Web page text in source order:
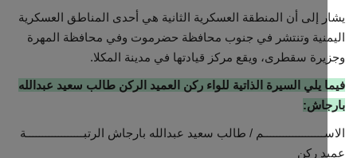
إلى أن المنطقة العسكرية الثانية هي أحدى المناطق العسكرية
وتنتشر في جنوب محافظة حضرموت وفي محافظة المهرة
سقطرى، ويقع مركز قيادتها في مدينة المكلا.
يلي السيرة الذاتية للواء ركن العميد الركن طالب سعيد عبدالله
/ طالب سعيد عبدالله بارجاش الرتبــــــــــــــــــة
ركن